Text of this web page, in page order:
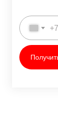
+7